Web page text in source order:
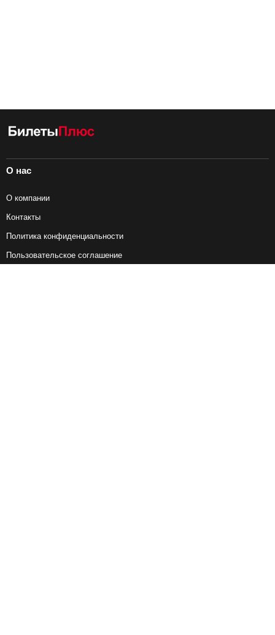
О нас
О компании
Контакты
Политика конфиденциальности
Пользовательское соглашение